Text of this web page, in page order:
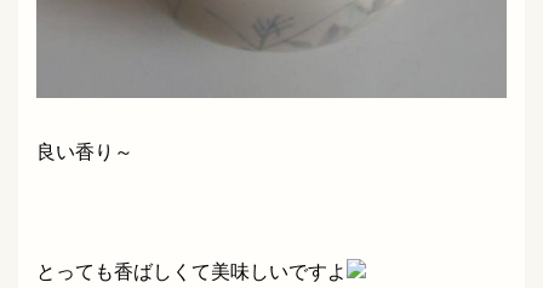
良い香り～
とっても香ばしくて美味しいですよ